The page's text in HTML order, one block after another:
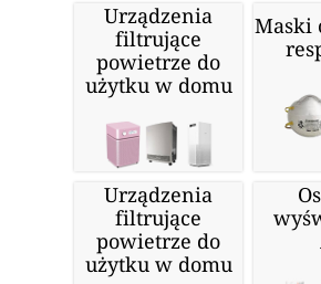
Urządzenia
filtrujące
powietrze do
użytku w domu
Maski
Urządzenia
filtrujące
powietrze do
użytku w domu